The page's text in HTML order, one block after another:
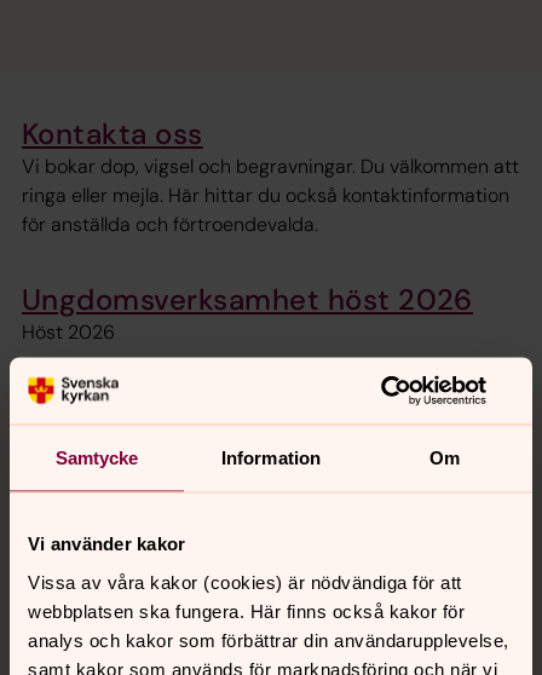
Samtycke Information Om
Vi använder kakor
Vissa av våra kakor (cookies) är nödvändiga för att
webbplatsen ska fungera. Här finns också kakor för
analys och kakor som förbättrar din användarupplevelse,
samt kakor som används för marknadsföring och när vi
Kontakta oss
Vi bokar dop, vigsel och begravningar. Du välkommen att
ringa eller mejla. Här hittar du också kontaktinformation
för anställda och förtroendevalda.
Ungdomsverksamhet höst 2026
Höst 2026
Konserter och musik
I Sollentuna församling hittar du många starka
känner ett stort engagemang. Välkommen till musik med
passion .
Körer